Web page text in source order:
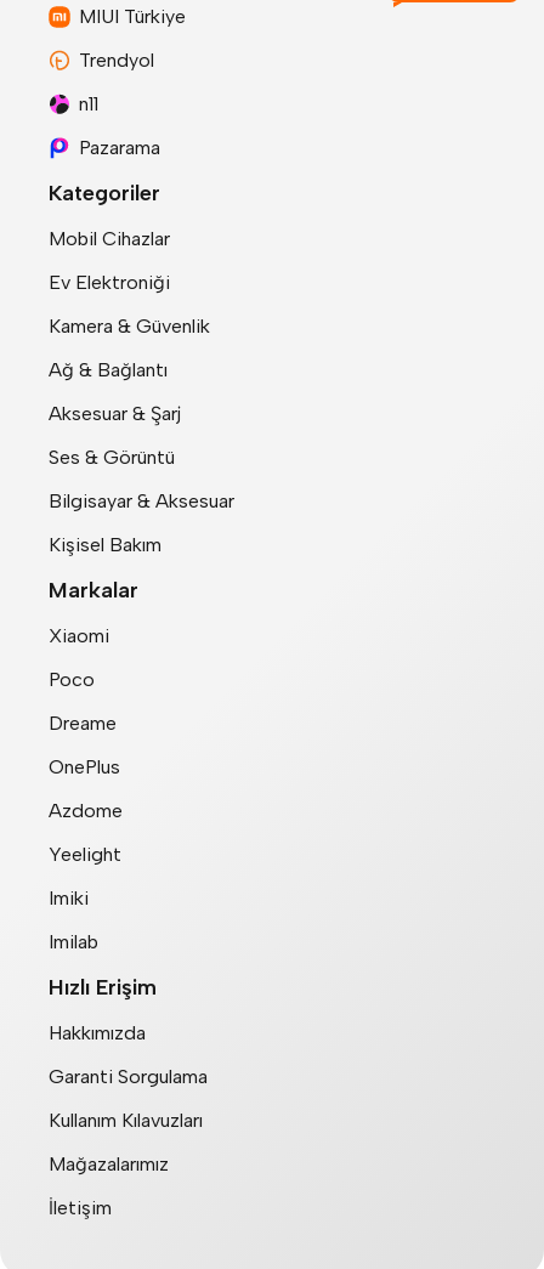
MIUI Türkiye
Trendyol
n11
Pazarama
Kategoriler
Mobil Cihazlar
Ev Elektroniği
Kamera & Güvenlik
Ağ & Bağlantı
Aksesuar & Şarj
Ses & Görüntü
Bilgisayar & Aksesuar
Kişisel Bakım
Markalar
Xiaomi
Poco
Dreame
OnePlus
Azdome
Yeelight
Imiki
Imilab
Hızlı Erişim
Hakkımızda
Garanti Sorgulama
Kullanım Kılavuzları
Mağazalarımız
İletişim